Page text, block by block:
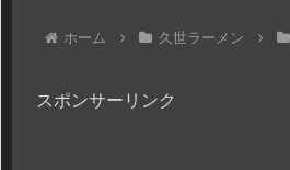
ホーム 久世ラーメン
スポンサーリンク